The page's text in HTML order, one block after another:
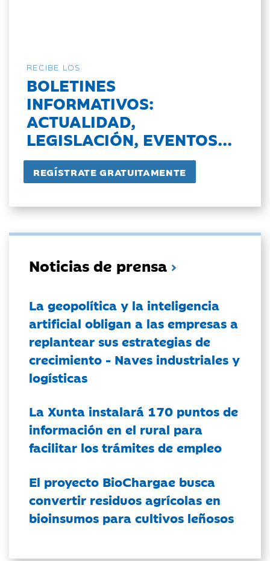
RECIBE LOS
BOLETINES
INFORMATIVOS:
ACTUALIDAD,
LEGISLACIÓN, EVENTOS...
Noticias de prensa
La geopolítica y la inteligencia
artificial obligan a las empresas a
replantear sus estrategias de
crecimiento - Naves industriales y
logísticas
La Xunta instalará 170 puntos de
información en el rural para
facilitar los trámites de empleo
El proyecto BioChargae busca
convertir residuos agrícolas en
bioinsumos para cultivos leñosos